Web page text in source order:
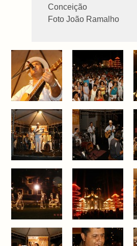
Conceição
Foto João Ramalho